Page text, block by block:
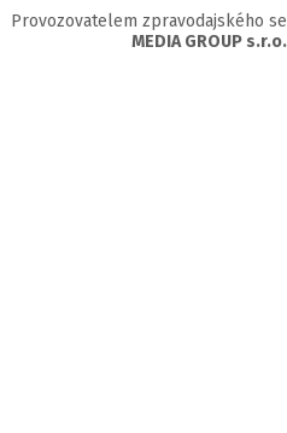
Provozovatelem zpravodajského
MEDIA GROUP s.r.o.